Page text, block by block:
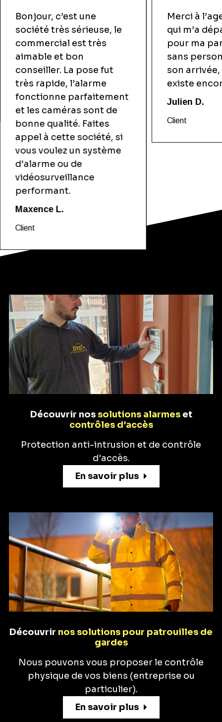
Bonjour, c’est une
société très sérieuse, le
commercial est très
aimable et bon
conseiller. La pose fut
très rapide, l’alarme
fonctionne parfaitement
et les caméras sont de
bonne qualité. Faites
appel à cette société, si
vous voulez un système
d’alarme ou de
vidéosurveillance
performant.
Maxence L.
Client
Merci à
qui m’a
pour ma
sans
son
existe
Julien D.
Client
Découvrir nossolutions alarmeset
contrôles d’accès
Protection anti-intrusion et de contrôle
d'accès.
En savoir plus
Découvrir nos solutions pour patrouilles de
gardes
Nous pouvons vous proposer le contrôle
physique de vos biens (entreprise ou
particulier).
En savoir plus